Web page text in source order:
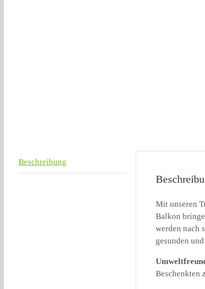
Beschreibung
Mit unseren
Balkon
werden nach
gesunden
Beschenkten